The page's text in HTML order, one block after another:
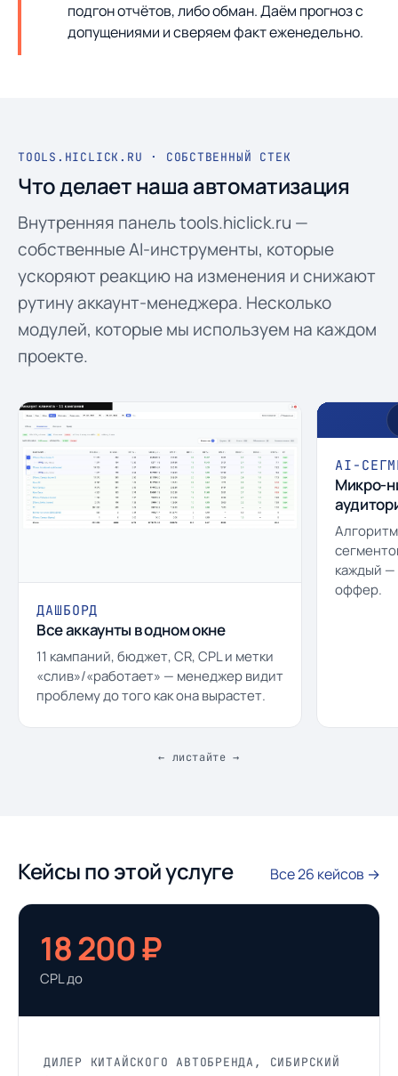
подгон отчётов, либо обман. Даём прогноз с
допущениями и сверяем факт еженедельно.
TOOLS.HICLICK.RU · СОБСТВЕННЫЙ СТЕК
Что делает наша автоматизация
Внутренняя панель tools.hiclick.ru —
собственные AI-инструменты, которые
ускоряют реакцию на изменения и снижают
рутину аккаунт-менеджера. Несколько
модулей, которые мы используем на каждом
проекте.
ДАШБОРД
Все аккаунты в одном окне
11 кампаний, бюджет, CR, CPL и метки
«слив»/«работает» — менеджер видит
проблему до того как она вырастет.
AI-
Микро-
каждый —
оффер.
← листайте →
Кейсы по этой услуге Все 26 кейсов →
18 200 ₽
CPL до
ДИЛЕР КИТАЙСКОГО АВТОБРЕНДА, СИБИРСКИЙ